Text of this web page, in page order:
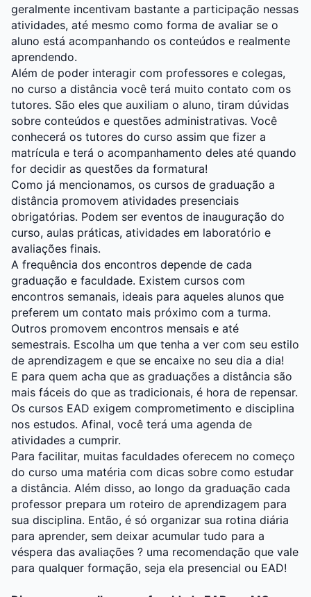
geralmente incentivam bastante a participação nessas
atividades, até mesmo como forma de avaliar se o
aluno está acompanhando os conteúdos e realmente
aprendendo.
Além de poder interagir com professores e colegas,
no curso a distância você terá muito contato com os
tutores. São eles que auxiliam o aluno, tiram dúvidas
sobre conteúdos e questões administrativas. Você
conhecerá os tutores do curso assim que fizer a
matrícula e terá o acompanhamento deles até quando
for decidir as questões da formatura!
Como já mencionamos, os cursos de graduação a
distância promovem atividades presenciais
obrigatórias. Podem ser eventos de inauguração do
curso, aulas práticas, atividades em laboratório e
avaliações finais.
A frequência dos encontros depende de cada
graduação e faculdade. Existem cursos com
encontros semanais, ideais para aqueles alunos que
preferem um contato mais próximo com a turma.
Outros promovem encontros mensais e até
semestrais. Escolha um que tenha a ver com seu estilo
de aprendizagem e que se encaixe no seu dia a dia!
E para quem acha que as graduações a distância são
mais fáceis do que as tradicionais, é hora de repensar.
Os cursos EAD exigem comprometimento e disciplina
nos estudos. Afinal, você terá uma agenda de
atividades a cumprir.
Para facilitar, muitas faculdades oferecem no começo
do curso uma matéria com dicas sobre como estudar
a distância. Além disso, ao longo da graduação cada
professor prepara um roteiro de aprendizagem para
sua disciplina. Então, é só organizar sua rotina diária
para aprender, sem deixar acumular tudo para a
véspera das avaliações ? uma recomendação que vale
para qualquer formação, seja ela presencial ou EAD!